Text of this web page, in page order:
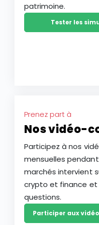
patrimoine.
Tester les
Prenez part à
Nos vidéo-
Participez à nos
mensuelles
marchés intervient
crypto et finance
questions.
Participer aux